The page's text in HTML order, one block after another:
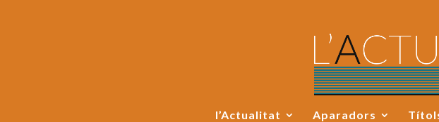
l’Actualitat Aparadors